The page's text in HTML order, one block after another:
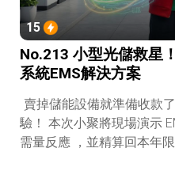
15
No.213 小型光儲救星
系統EMS解決方案
賣掉儲能設備就準備收款
驗！ 本次小聚將現場演示
需量反應 ，並精算回本年